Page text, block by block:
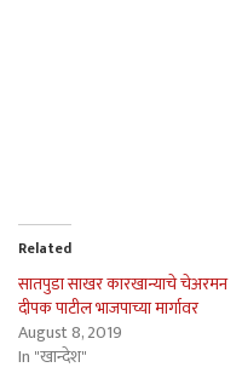
Related
सातपुडा साखर कारखान्याचे चेअरमन
दीपक पाटील भाजपाच्या मार्गावर
August 8, 2019
In "खान्देश"